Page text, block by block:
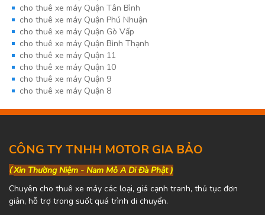
cho thuê xe máy Quận Tân Bình
cho thuê xe máy Quận Phú Nhuận
cho thuê xe máy Quận Gò Vấp
cho thuê xe máy Quận Bình Thạnh
cho thuê xe máy Quận 11
cho thuê xe máy Quận 10
cho thuê xe máy Quận 9
cho thuê xe máy Quận 8
CÔNG TY TNHH MOTOR GIA BẢO
(Xin Thường Niệm - Nam Mô A Di Đà Phật )
Chuyên cho thuê xe máy các loại, giá cạnh tranh, thủ tục đơn
giản, hỗ trợ trong suốt quá trình di chuyển.